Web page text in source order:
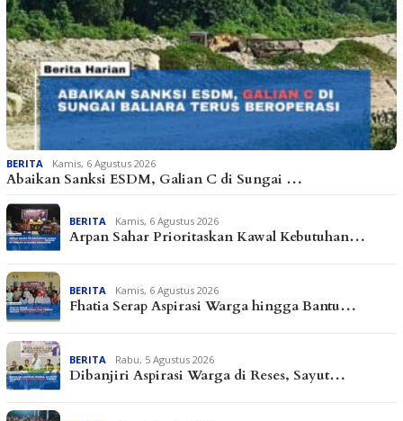
BERITA Kamis, 6 Agustus 2026
Abaikan Sanksi ESDM, Galian C di Sungai …
BERITA Kamis, 6 Agustus 2026
Arpan Sahar Prioritaskan Kawal Kebutuhan…
BERITA Kamis, 6 Agustus 2026
Fhatia Serap Aspirasi Warga hingga Bantu…
BERITA Rabu, 5 Agustus 2026
Dibanjiri Aspirasi Warga di Reses, Sayut…